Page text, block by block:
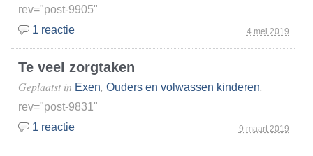
4 mei 2019
rev="post-9905"
1 reactie
Te veel zorgtaken
9 maart 2019
Geplaatst in Exen, Ouders en volwassen kinderen.
rev="post-9831"
1 reactie